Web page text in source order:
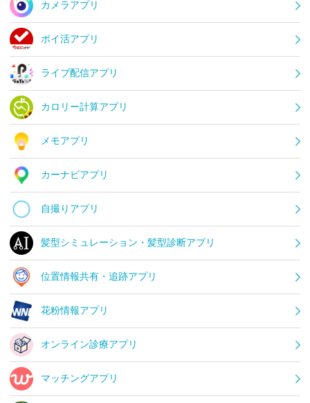
カメラアプリ
ポイ活アプリ
ライブ配信アプリ
カロリー計算アプリ
メモアプリ
カーナビアプリ
自撮りアプリ
髪型シミュレーション・髪型診断アプリ
位置情報共有・追跡アプリ
花粉情報アプリ
オンライン診療アプリ
マッチングアプリ